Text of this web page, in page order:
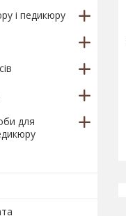
і педикюру
для